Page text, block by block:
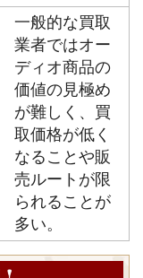
一般的な買取
業者ではオー
ディオ商品の
価値の見極め
が難しく、買
取価格が低く
なることや販
売ルートが限
られることが
多い。